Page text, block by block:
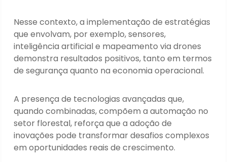
Nesse contexto, a implementação de estratégias
que envolvam, por exemplo, sensores,
inteligência artificial e mapeamento via drones
demonstra resultados positivos, tanto em termos
de segurança quanto na economia operacional.
A presença de tecnologias avançadas que,
quando combinadas, compõem a automação no
setor florestal, reforça que a adoção de
inovações pode transformar desafios complexos
em oportunidades reais de crescimento.